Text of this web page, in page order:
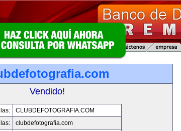
Vendido!
CLUBDEFOTOGRAFIA.COM
clubdefotografia.com